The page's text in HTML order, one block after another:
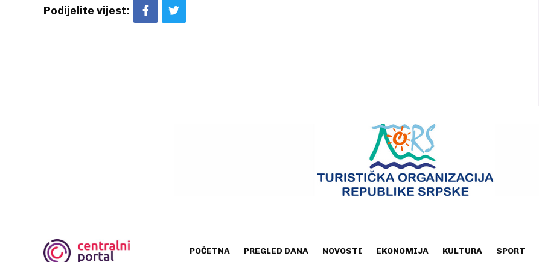
Podijelite vijest:
POČETNA PREGLED DANA NOVOSTI EKONOMIJA KULTURA SPORT